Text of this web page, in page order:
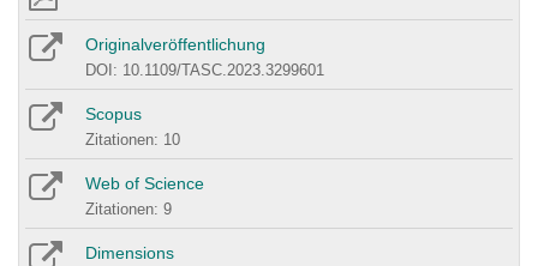
Originalveröffentlichung
DOI: 10.1109/TASC.2023.3299601
Scopus
Zitationen: 10
Web of Science
Zitationen: 9
Dimensions